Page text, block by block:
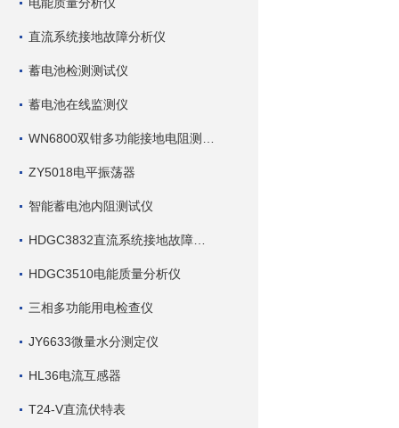
直流系统接地故障分析仪
蓄电池检测测试仪
蓄电池在线监测仪
ZY5018电平振荡器
智能蓄电池内阻测试仪
HDGC3510电能质量分析仪
三相多功能用电检查仪
JY6633微量水分测定仪
HL36电流互感器
T24-V直流伏特表